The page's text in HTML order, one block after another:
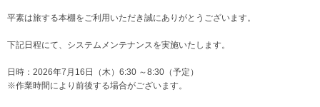
平素は旅する本棚をご利用いただき誠にありがとうございます。
下記日程にて、システムメンテナンスを実施いたします。
日時：2026年7月16日（木）6:30 ～8:30（予定）
※作業時間により前後する場合がございます。